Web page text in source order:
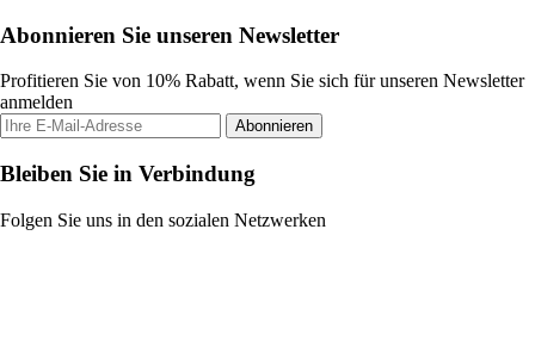
Abonnieren Sie unseren Newsletter
Profitieren Sie von 10% Rabatt, wenn Sie sich für unseren Newsletter
anmelden
Abonnieren
Bleiben Sie in Verbindung
Folgen Sie uns in den sozialen Netzwerken